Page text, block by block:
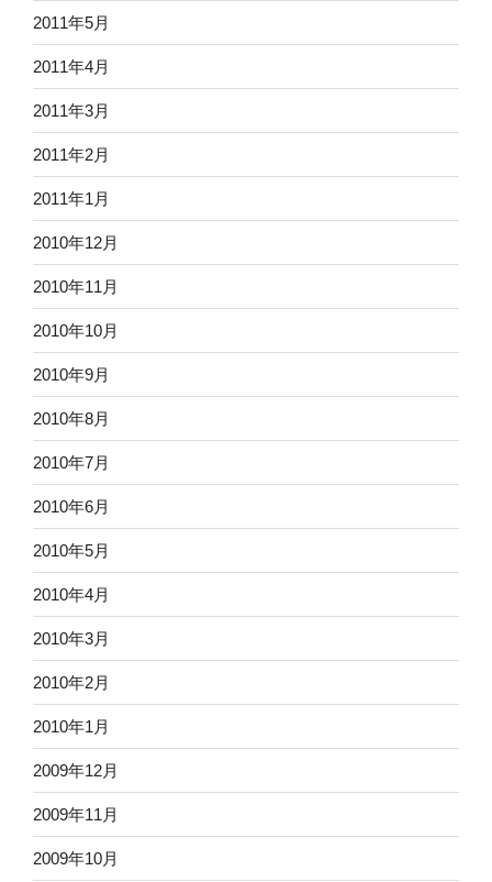
2011年5月
2011年4月
2011年3月
2011年2月
2011年1月
2010年12月
2010年11月
2010年10月
2010年9月
2010年8月
2010年7月
2010年6月
2010年5月
2010年4月
2010年3月
2010年2月
2010年1月
2009年12月
2009年11月
2009年10月